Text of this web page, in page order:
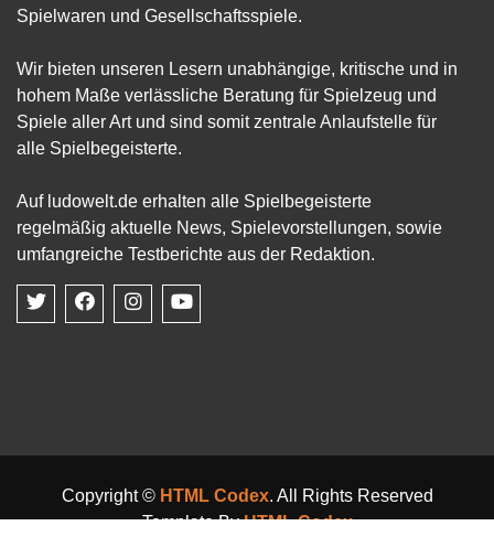
Spielwaren und Gesellschaftsspiele.
Wir bieten unseren Lesern unabhängige, kritische und in
hohem Maße verlässliche Beratung für Spielzeug und
Spiele aller Art und sind somit zentrale Anlaufstelle für
alle Spielbegeisterte.
Auf ludowelt.de erhalten alle Spielbegeisterte
regelmäßig aktuelle News, Spielevorstellungen, sowie
umfangreiche Testberichte aus der Redaktion.
Copyright © HTML Codex. All Rights Reserved
Template ByHTML Codex